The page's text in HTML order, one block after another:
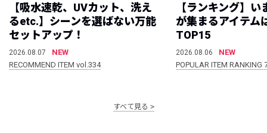
【吸水速乾、UVカット、洗え
るetc.】シーンを選ばない万能
セットアップ！
2026.08.07
NEW
RECOMMEND ITEM vol.334
【ランキング】
が集まるアイテム
TOP15
2026.08.06
NEW
POPULAR ITEM
すべて見る